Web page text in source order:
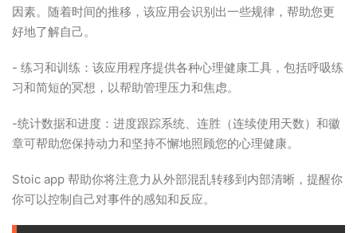
因素。随着时间的推移，该应用会识别出一些规律，帮助您更
好地了解自己。
- 练习和训练：该应用程序提供各种心理健康工具，包括呼吸练
习和简短的冥想，以帮助管理压力和焦虑。
-统计数据和进度：进度跟踪系统、连胜（连续使用天数）和徽
章可帮助您保持动力和坚持不懈地照顾您的心理健康。
Stoic app 帮助你将注意力从外部混乱转移到内部清晰，提醒你
你可以控制自己对事件的感知和反应。